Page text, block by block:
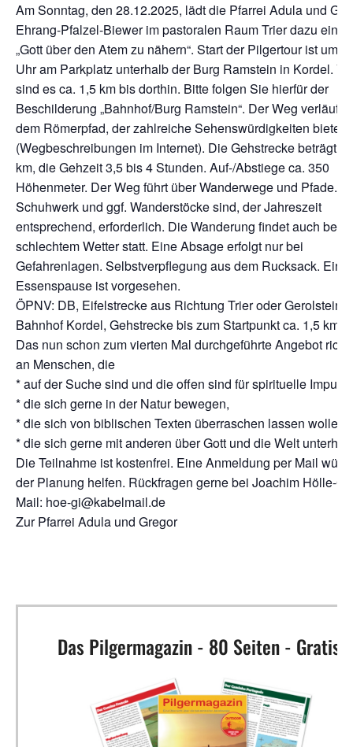
Am Sonntag, den 28.12.2025, lädt die Pfarrei Adula und
Ehrang-Pfalzel-Biewer im pastoralen Raum Trier dazu ein,
„Gott über den Atem zu nähern“. Start der Pilgertour ist um
Uhr am Parkplatz unterhalb der Burg Ramstein in Kordel.
sind es ca. 1,5 km bis dorthin. Bitte folgen Sie hierfür der
Beschilderung „Bahnhof/Burg Ramstein“. Der Weg verläuft
dem Römerpfad, der zahlreiche Sehenswürdigkeiten bietet.
(Wegbeschreibungen im Internet). Die Gehstrecke beträgt
km, die Gehzeit 3,5 bis 4 Stunden. Auf-/Abstiege ca. 350
Höhenmeter. Der Weg führt über Wanderwege und Pfade.
Schuhwerk und ggf. Wanderstöcke sind, der Jahreszeit
entsprechend, erforderlich. Die Wanderung findet auch bei
schlechtem Wetter statt. Eine Absage erfolgt nur bei
Gefahrenlagen. Selbstverpflegung aus dem Rucksack. Eine
Essenspause ist vorgesehen.
ÖPNV: DB, Eifelstrecke aus Richtung Trier oder Gerolstein,
Bahnhof Kordel, Gehstrecke bis zum Startpunkt ca. 1,5 km.
Das nun schon zum vierten Mal durchgeführte Angebot
an Menschen, die
* auf der Suche sind und die offen sind für spirituelle
* die sich gerne in der Natur bewegen,
* die sich von biblischen Texten überraschen lassen wollen,
* die sich gerne mit anderen über Gott und die Welt
Die Teilnahme ist kostenfrei. Eine Anmeldung per Mail
der Planung helfen. Rückfragen gerne bei Joachim Hölle-
Mail: hoe-gi@kabelmail.de
Zur Pfarrei Adula und Gregor
Das Pilgermagazin - 80 Seiten - Gratis!